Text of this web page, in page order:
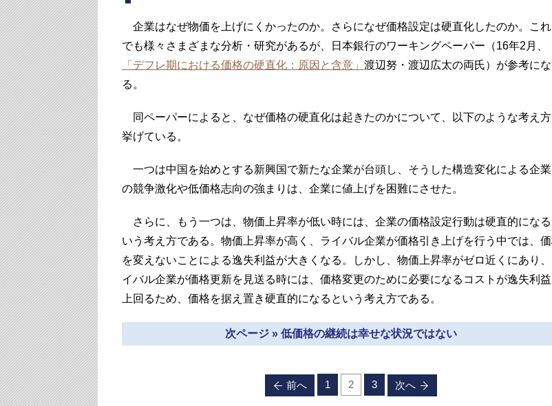
企業はなぜ物価を上げにくかったのか。さらになぜ価格設定は硬直化したのか。これ
でも様々さまざまな分析・研究があるが、日本銀行のワーキングペーパー（16年2月、
「デフレ期における価格の硬直化：原因と含意」 渡辺努・渡辺広太の両氏）が参考にな
る。
同ペーパーによると、なぜ価格の硬直化は起きたのかについて、以下のような考え
挙げている。
一つは中国を始めとする新興国で新たな企業が台頭し、そうした構造変化による企業
の競争激化や低価格志向の強まりは、企業に値上げを困難にさせた。
さらに、もう一つは、物価上昇率が低い時には、企業の価格設定行動は硬直的になる
いう考え方である。物価上昇率が高く、ライバル企業が価格引き上げを行う中では、
を変えないことによる逸失利益が大きくなる。しかし、物価上昇率がゼロ近くにあり、
イバル企業が価格更新を見送る時には、価格変更のために必要になるコストが逸失利
上回るため、価格を据え置き硬直的になるという考え方である。
次ページ » 低価格の継続は幸せな状況ではない
前へ 1 2 3 次へ